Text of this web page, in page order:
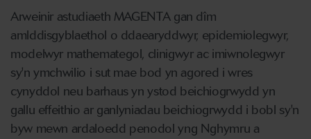
Arweinir astudiaeth MAGENTA gan dîm
amlddisgyblaethol o ddaearyddwyr, epidemiolegwyr,
modelwyr mathemategol, clinigwyr ac imiwnolegwyr
sy'n ymchwilio i sut mae bod yn agored i wres
cynyddol neu barhaus yn ystod beichiogrwydd yn
gallu effeithio ar ganlyniadau beichiogrwydd i bobl sy'n
byw mewn ardaloedd penodol yng Nghymru a